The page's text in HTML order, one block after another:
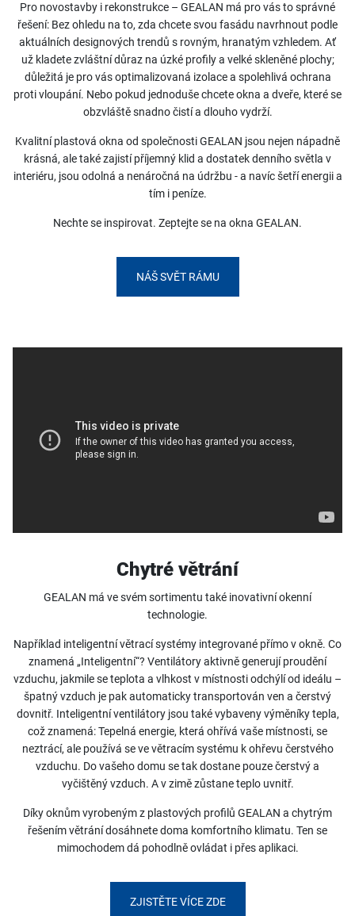
Pro novostavby i rekonstrukce – GEALAN má pro vás to správné
řešení: Bez ohledu na to, zda chcete svou fasádu navrhnout podle
aktuálních designových trendů s rovným, hranatým vzhledem. Ať
už kladete zvláštní důraz na úzké profily a velké skleněné plochy;
důležitá je pro vás optimalizovaná izolace a spolehlivá ochrana
proti vloupání. Nebo pokud jednoduše chcete okna a dveře, které se
obzvláště snadno čistí a dlouho vydrží.
Kvalitní plastová okna od společnosti GEALAN jsou nejen nápadně
krásná, ale také zajistí příjemný klid a dostatek denního světla v
interiéru, jsou odolná a nenáročná na údržbu - a navíc šetří energii a
tím i peníze.
Nechte se inspirovat. Zeptejte se na okna GEALAN.
NÁŠ SVĚT RÁMU
Chytré větrání
GEALAN má ve svém sortimentu také inovativní okenní
technologie.
Například inteligentní větrací systémy integrované přímo v okně. Co
znamená „Inteligentní“? Ventilátory aktivně generují proudění
vzduchu, jakmile se teplota a vlhkost v místnosti odchýlí od ideálu –
špatný vzduch je pak automaticky transportován ven a čerstvý
dovnitř. Inteligentní ventilátory jsou také vybaveny výměníky tepla,
což znamená: Tepelná energie, která ohřívá vaše místnosti, se
neztrácí, ale používá se ve větracím systému k ohřevu čerstvého
vzduchu. Do vašeho domu se tak dostane pouze čerstvý a
vyčištěný vzduch. A v zimě zůstane teplo uvnitř.
Díky oknům vyrobeným z plastových profilů GEALAN a chytrým
řešením větrání dosáhnete doma komfortního klimatu. Ten se
mimochodem dá pohodlně ovládat i přes aplikaci.
ZJISTĚTE VÍCE ZDE